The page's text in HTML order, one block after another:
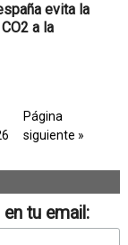
evita la
a la
Página
siguiente »
tu email: